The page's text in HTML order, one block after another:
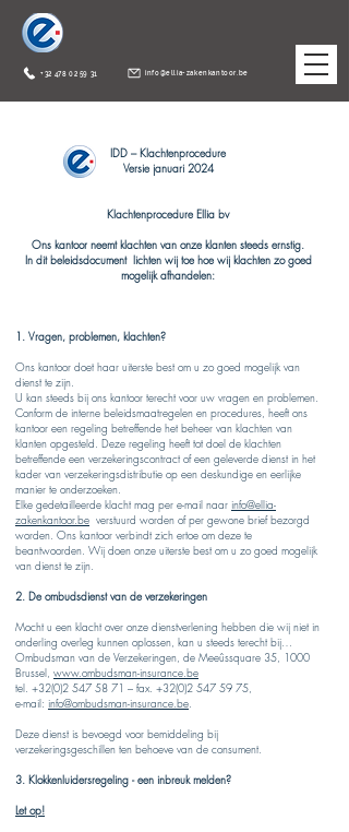
+32 478 02 59 31 info@ellia-zakenkantoor.be
IDD – Klachtenprocedure
Versie januari 2024
Klachtenprocedure Ellia bv
Ons kantoor neemt klachten van onze klanten steeds ernstig.
In dit beleidsdocument lichten wij toe hoe wij klachten zo goed
mogelijk afhandelen:
1. Vragen, problemen, klachten?
Ons kantoor doet haar uiterste best om u zo goed mogelijk van
dienst te zijn.
U kan steeds bij ons kantoor terecht voor uw vragen en problemen.
Conform de interne beleidsmaatregelen en procedures, heeft ons
kantoor een regeling betreffende het beheer van klachten van
klanten opgesteld. Deze regeling heeft tot doel de klachten
betreffende een verzekeringscontract of een geleverde dienst in het
kader van verzekeringsdistributie op een deskundige en eerlijke
manier te onderzoeken.
Elke gedetailleerde klacht mag per e-mail naar info@ellia-
zakenkantoor.be verstuurd worden of per gewone brief bezorgd
worden. Ons kantoor verbindt zich ertoe om deze te
beantwoorden. Wij doen onze uiterste best om u zo goed mogelijk
van dienst te zijn.
2. De ombudsdienst van de verzekeringen
Mocht u een klacht over onze dienstverlening hebben die wij niet in
onderling overleg kunnen oplossen, kan u steeds terecht bij…
Ombudsman van de Verzekeringen, de Meeûssquare 35, 1000
Brussel, www.ombudsman-insurance.be
tel. +32(0)2 547 58 71 – fax. +32(0)2 547 59 75,
e-mail: info@ombudsman-insurance.be.
Deze dienst is bevoegd voor bemiddeling bij
verzekeringsgeschillen ten behoeve van de consument.
3. Klokkenluidersregeling - een inbreuk melden?
Let op!